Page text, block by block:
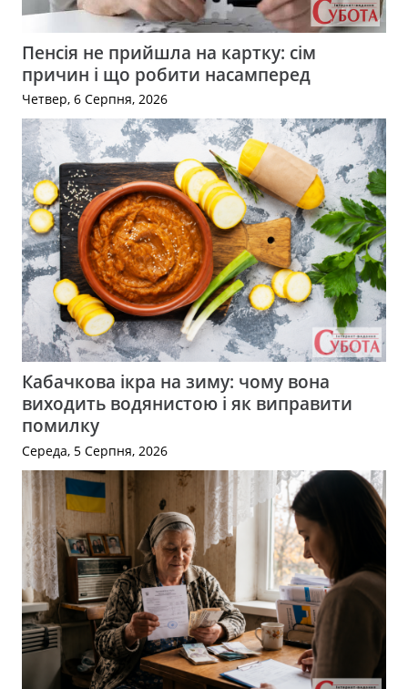
Пенсія не прийшла на картку: сім
причин і що робити насамперед
Четвер, 6 Серпня, 2026
Кабачкова ікра на зиму: чому вона
виходить водянистою і як виправити
помилку
Середа, 5 Серпня, 2026